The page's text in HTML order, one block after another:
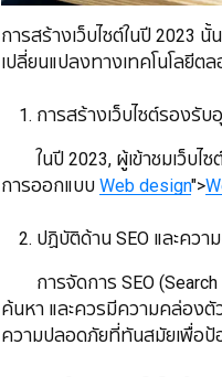
การสร้างเว็บไซต์ในปี 2023
เปลี่ยนแปลงทางเทคโนโลยี
1. การสร้างเว็บไซต์รองรั
ในปี 2023, ผู้เข้าชมเว็บไซ
การออกแบบ Web design">
2. ปฏิบัติด้าน SEO และควา
การจัดการ SEO (Search
ค้นหา และควรมีความคล่องตั
ความปลอดภัยที่ทันสมัยเพื่อป้